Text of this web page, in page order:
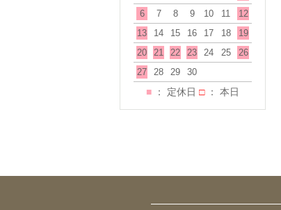
6
7 8 9 10 11
12
13
14 15 16 17 18
19
20
21 22 23 24 25
26
27
28 29 30
■ ： 定休日 □： 本日